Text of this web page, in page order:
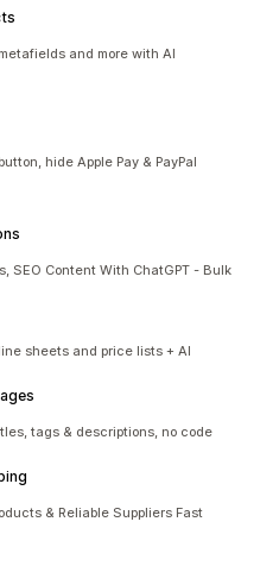
and more with AI
hide Apple Pay & PayPal
SEO Content With ChatGPT - Bulk
sheets and price lists + AI
tags & descriptions, no code
& Reliable Suppliers Fast